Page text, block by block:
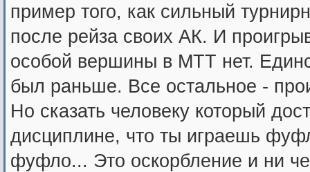
пример того, как сильный
после рейза своих АК. И
особой вершины в МТТ нет.
был раньше. Все остальное -
Но сказать человеку который
дисциплине, что ты играешь
фуфло... Это оскорбление и ни